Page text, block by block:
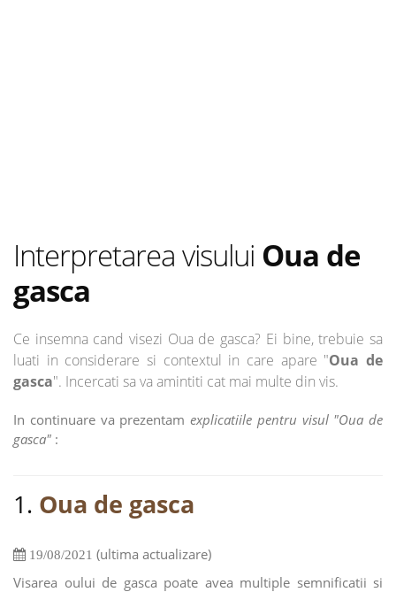
Interpretarea visului Oua de
gasca
Ce insemna cand visezi Oua de gasca? Ei bine, trebuie sa
luati in considerare si contextul in care apare "Oua de
gasca". Incercati sa va amintiti cat mai multe din vis.
In continuare va prezentam explicatiile pentru visul "Oua de
gasca" :
1. Oua de gasca
19/08/2021 (ultima actualizare)
Visarea oului de gasca poate avea multiple semnificatii si